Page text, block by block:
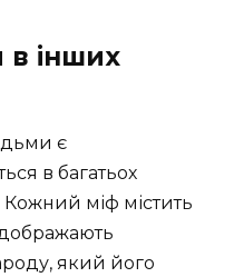
в інших
є
в багатьох
Кожний міф містить
який його